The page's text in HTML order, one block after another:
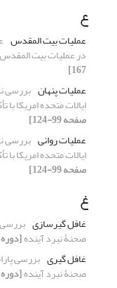
ع
عملیات بیت المقدس
در عملیات بیت المقدس
167]
عملیات پنهان بررسی
ایالات متحده امریکا با
صفحه 99-124]
عملیات روانی بررسی
ایالات متحده امریکا با
صفحه 99-124]
غ
غافل گیرسازی
صحنۀ نبرد آینده[دوره 13، شماره 39، 1396، صفحه 125-157]
غافل گیری بررسی
صحنۀ نبرد آینده[دوره 13، شماره 39، 1396، صفحه 125-157]